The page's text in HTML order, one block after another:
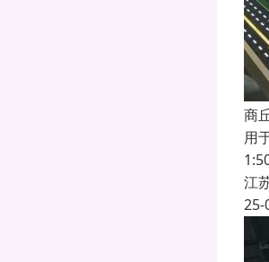
商
用
江
25-